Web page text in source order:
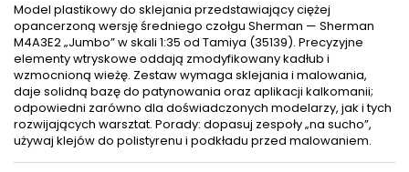
Model plastikowy do sklejania przedstawiający ciężej
opancerzoną wersję średniego czołgu Sherman — Sherman
M4A3E2 „Jumbo” w skali 1:35 od Tamiya (35139). Precyzyjne
elementy wtryskowe oddają zmodyfikowany kadłub i
wzmocnioną wieżę. Zestaw wymaga sklejania i malowania,
daje solidną bazę do patynowania oraz aplikacji kalkomanii;
odpowiedni zarówno dla doświadczonych modelarzy, jak i tych
rozwijających warsztat. Porady: dopasuj zespoły „na sucho”,
używaj klejów do polistyrenu i podkładu przed malowaniem.